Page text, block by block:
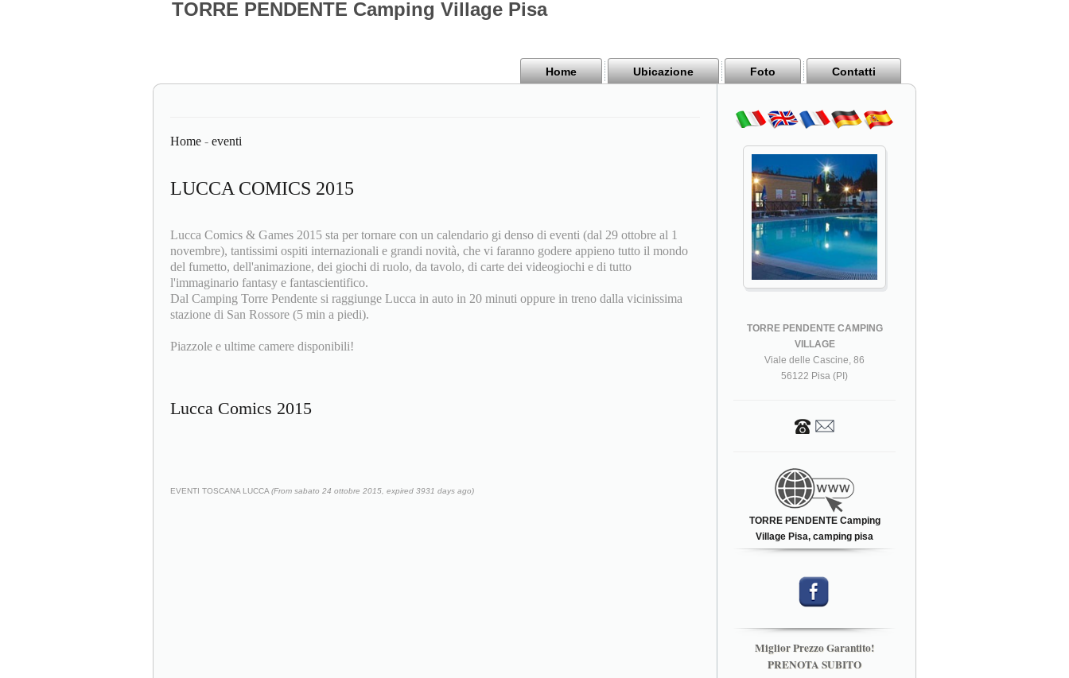
TORRE PENDENTE Camping Village Pisa
Home Ubicazione Foto Contatti
Home - eventi
LUCCA COMICS 2015
Lucca Comics & Games 2015 sta per tornare con un calendario gi denso di eventi (dal 29 ottobre al 1
novembre), tantissimi ospiti internazionali e grandi novità, che vi faranno godere appieno tutto il mondo
del fumetto, dell'animazione, dei giochi di ruolo, da tavolo, di carte dei videogiochi e di tutto
l'immaginario fantasy e fantascientifico.
Dal Camping Torre Pendente si raggiunge Lucca in auto in 20 minuti oppure in treno dalla vicinissima
stazione di San Rossore (5 min a piedi).
Piazzole e ultime camere disponibili!
Lucca Comics 2015
EVENTI TOSCANA LUCCA (From sabato 24 ottobre 2015, expired 3931 days ago)
TORRE PENDENTE CAMPING
VILLAGE
Viale delle Cascine, 86
56122 Pisa (PI)
TORRE PENDENTE Camping
Village Pisa, camping pisa
Miglior Prezzo Garantito!
PRENOTA SUBITO